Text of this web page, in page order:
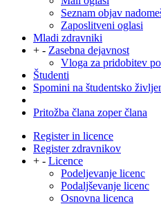
Seznam objav
Zaposlitveni oglasi
Mladi zdravniki
+ - Zasebna dejavnost
Vloga za pridobitev
Študenti
Spomini na študentsko
Pritožba člana zoper člana
Register in licence
Register zdravnikov
+ - Licence
Podeljevanje licenc
Podaljševanje licenc
Osnovna licenca